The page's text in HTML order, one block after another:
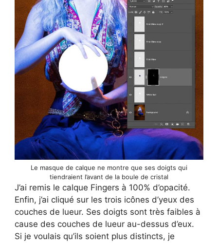
Le masque de calque ne montre que ses doigts qui
tiendraient l’avant de la boule de cristal
J’ai remis le calque Fingers à 100% d’opacité.
Enfin, j’ai cliqué sur les trois icônes d’yeux des
couches de lueur. Ses doigts sont très faibles à
cause des couches de lueur au-dessus d’eux.
Si je voulais qu’ils soient plus distincts, je